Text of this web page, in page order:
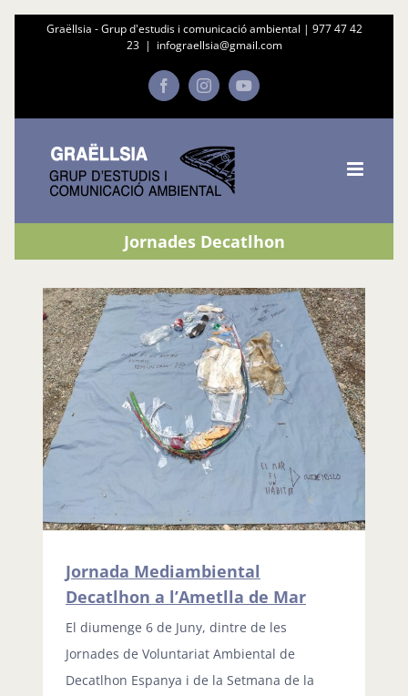
Graëllsia - Grup d'estudis i comunicació ambiental | 977 47 42
23 | infograellsia@gmail.com
FacebookInstagramYouTube
Jornades Decatlhon
Jornada Mediambiental
Decatlhon a l’Ametlla de Mar
El diumenge 6 de Juny, dintre de les
Jornades de Voluntariat Ambiental de
Decatlhon Espanya i de la Setmana de la